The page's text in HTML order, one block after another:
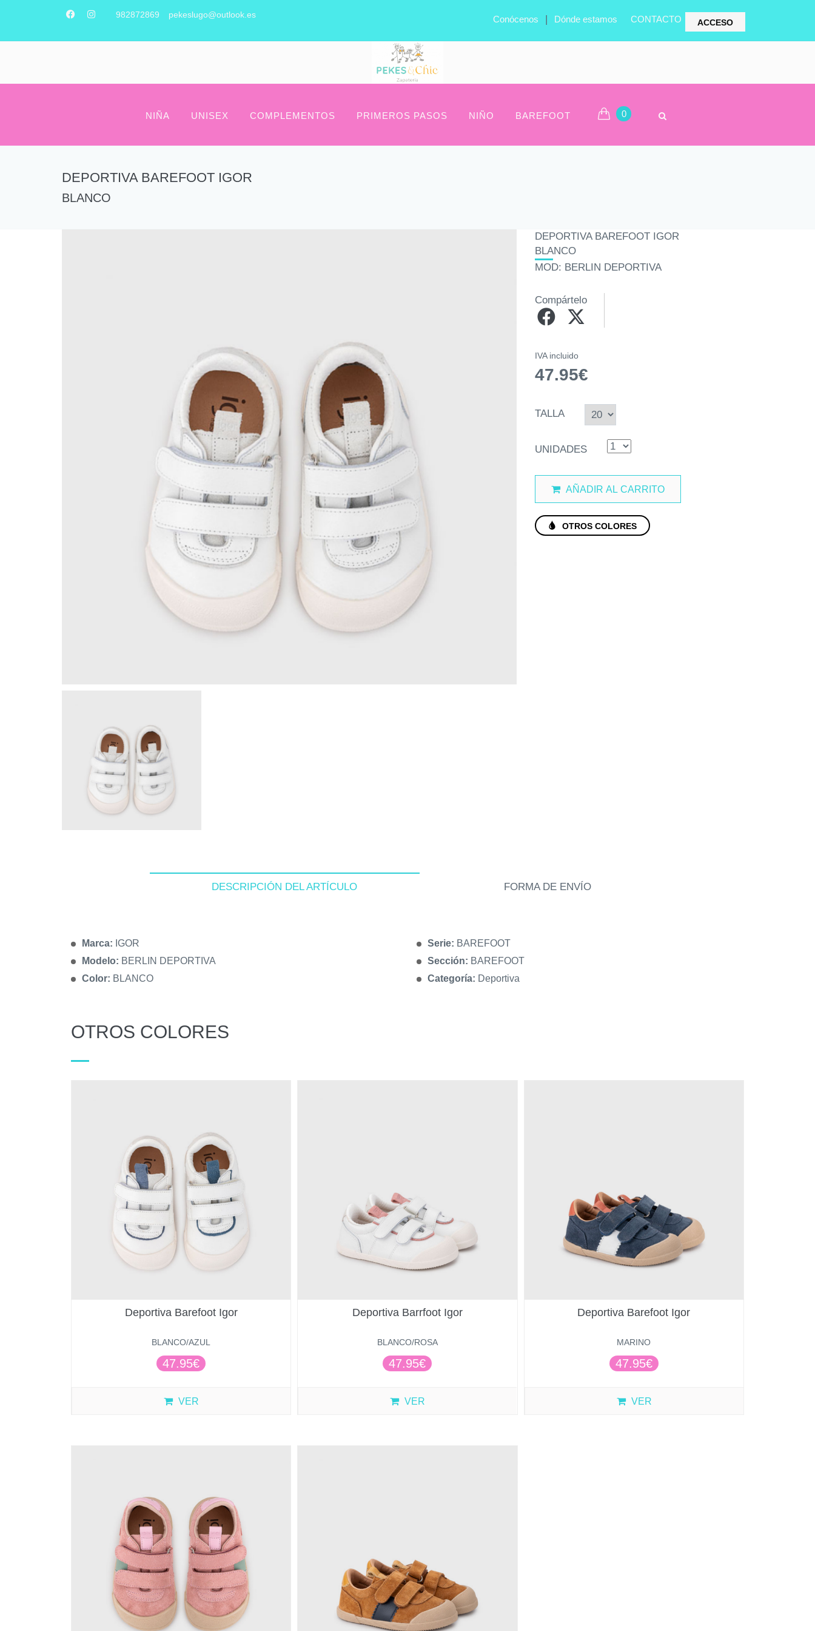
982872869 pekeslugo@outlook.es Conócenos | Dónde estamos CONTACTO ACCESO
NIÑA UNISEX COMPLEMENTOS PRIMEROS PASOS NIÑO BAREFOOT 0
DEPORTIVA BAREFOOT IGOR
BLANCO
DEPORTIVA BAREFOOT IGOR
BLANCO
MOD: BERLIN DEPORTIVA
Compártelo
IVA incluido
47.95€
TALLA
UNIDADES
AÑADIR AL CARRITO
OTROS COLORES
DESCRIPCIÓN DEL ARTÍCULO FORMA DE ENVÍO
Marca: IGOR
Modelo: BERLIN DEPORTIVA
Color: BLANCO
Serie: BAREFOOT
Sección: BAREFOOT
Categoría: Deportiva
OTROS COLORES
Deportiva Barefoot Igor
BLANCO/AZUL
47.95€
VER
Deportiva Barrfoot Igor
BLANCO/ROSA
47.95€
VER
Deportiva Barefoot Igor
MARINO
47.95€
VER